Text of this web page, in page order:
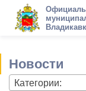
Новости
Категории: